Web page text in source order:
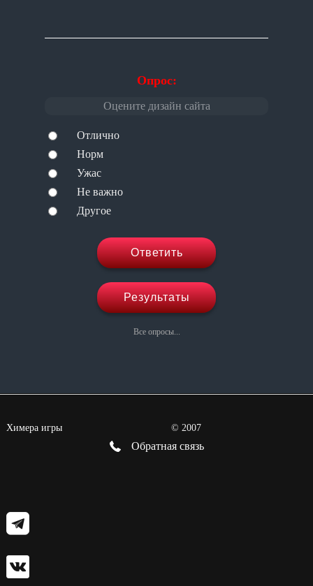
Опрос:
Оцените дизайн сайта
Отлично
Норм
Ужас
Не важно
Другое
Ответить
Результаты
Все опросы...
Химера игры © 2007
Обратная связь